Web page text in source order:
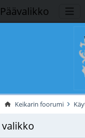
Päävalikko
Keikarin foorumi
valikko